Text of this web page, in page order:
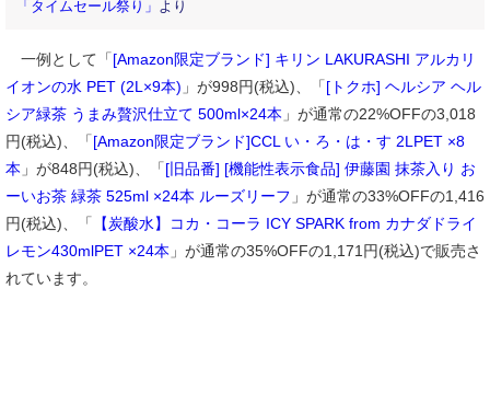
「タイムセール祭り」 より
一例として「[Amazon限定ブランド] キリン LAKURASHI アルカリ
イオンの水 PET (2L×9本) 」が998円(税込)、「[トクホ] ヘルシア ヘル
シア緑茶 うまみ贅沢仕立て 500ml×24本 」が通常の22%OFFの3,018
円(税込)、「[Amazon限定ブランド]CCL い・ろ・は・す 2LPET ×8
本 」が848円(税込)、「[旧品番] [機能性表示食品] 伊藤園 抹茶入り お
ーいお茶 緑茶 525ml ×24本 ルーズリーフ 」が通常の33%OFFの1,416
円(税込)、「
【炭酸水】コカ・コーラ ICY SPARK from カナダドライ
レモン430mlPET ×24本 」が通常の35%OFFの1,171円(税込)で販売さ
れています。